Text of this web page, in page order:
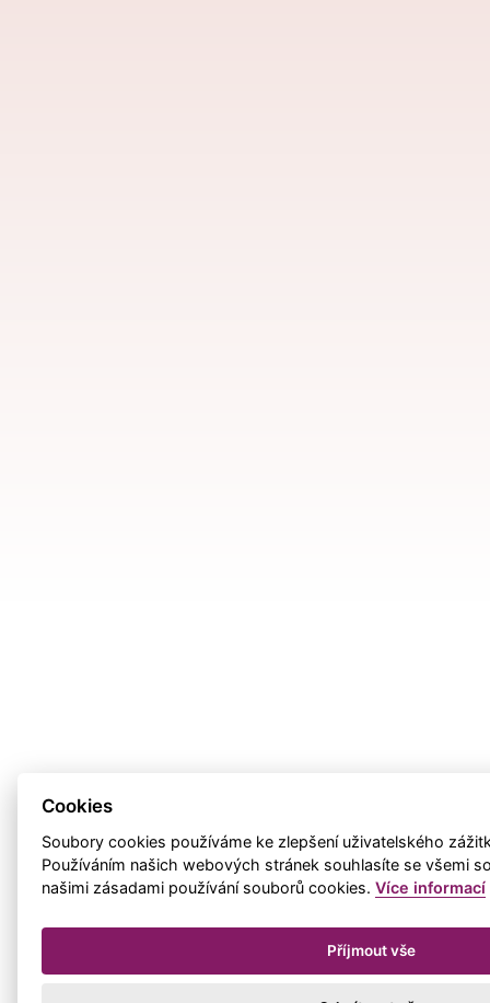
Cookies
Soubory cookies používáme ke zlepšení uživatelského
Používáním našich webových stránek souhlasíte se všemi
našimi zásadami používání souborů cookies.Více informací
Příjmout vše